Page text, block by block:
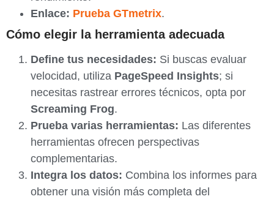
Enlace: Prueba GTmetrix.
Cómo elegir la herramienta adecuada
Define tus necesidades: Si buscas evaluar
velocidad, utiliza PageSpeed Insights; si
necesitas rastrear errores técnicos, opta por
Screaming Frog.
Prueba varias herramientas: Las diferentes
herramientas ofrecen perspectivas
complementarias.
Integra los datos: Combina los informes para
obtener una visión más completa del